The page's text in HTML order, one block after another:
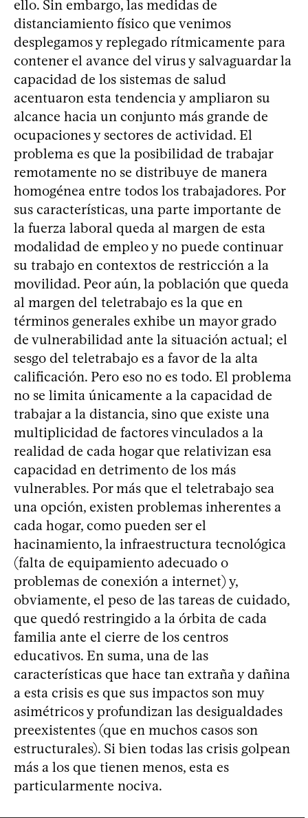
ello. Sin embargo, las medidas de
distanciamiento físico que venimos
desplegamos y replegado rítmicamente para
contener el avance del virus y salvaguardar la
capacidad de los sistemas de salud
acentuaron esta tendencia y ampliaron su
alcance hacia un conjunto más grande de
ocupaciones y sectores de actividad. El
problema es que la posibilidad de trabajar
remotamente no se distribuye de manera
homogénea entre todos los trabajadores. Por
sus características, una parte importante de
la fuerza laboral queda al margen de esta
modalidad de empleo y no puede continuar
su trabajo en contextos de restricción a la
movilidad. Peor aún, la población que queda
al margen del teletrabajo es la que en
términos generales exhibe un mayor grado
de vulnerabilidad ante la situación actual; el
sesgo del teletrabajo es a favor de la alta
calificación. Pero eso no es todo. El problema
no se limita únicamente a la capacidad de
trabajar a la distancia, sino que existe una
multiplicidad de factores vinculados a la
realidad de cada hogar que relativizan esa
capacidad en detrimento de los más
vulnerables. Por más que el teletrabajo sea
una opción, existen problemas inherentes a
cada hogar, como pueden ser el
hacinamiento, la infraestructura tecnológica
(falta de equipamiento adecuado o
problemas de conexión a internet) y,
obviamente, el peso de las tareas de cuidado,
que quedó restringido a la órbita de cada
familia ante el cierre de los centros
educativos. En suma, una de las
características que hace tan extraña y dañina
a esta crisis es que sus impactos son muy
asimétricos y profundizan las desigualdades
preexistentes (que en muchos casos son
estructurales). Si bien todas las crisis golpean
más a los que tienen menos, esta es
particularmente nociva.